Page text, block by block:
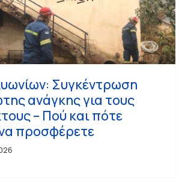
Συγκέντρωση
ανάγκης για τους
– Πού και πότε
προσφέρετε